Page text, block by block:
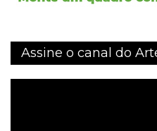
Assine o canal do